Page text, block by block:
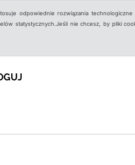
odpowiednie rozwiązania technologiczne
statystycznych.Jeśli nie chcesz, by pliki